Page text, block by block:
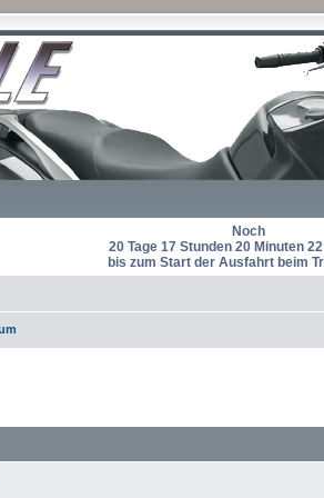
Noch
20 Tage 17 Stunden 20 Minuten
bis zum Start der Ausfahrt beim